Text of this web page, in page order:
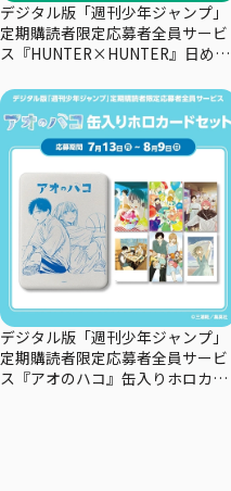
デジタル版「週刊少年ジャンプ」
定期購読者限定応募者全員サービ
ス『HUNTER×HUNTER』日めく
デジタル版「週刊少年ジャンプ」
定期購読者限定応募者全員サービ
ス『アオのハコ』缶入りホロカー